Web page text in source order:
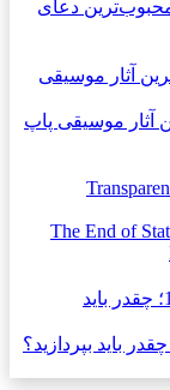
دعای
آثار موسیقی پاپ
The End of